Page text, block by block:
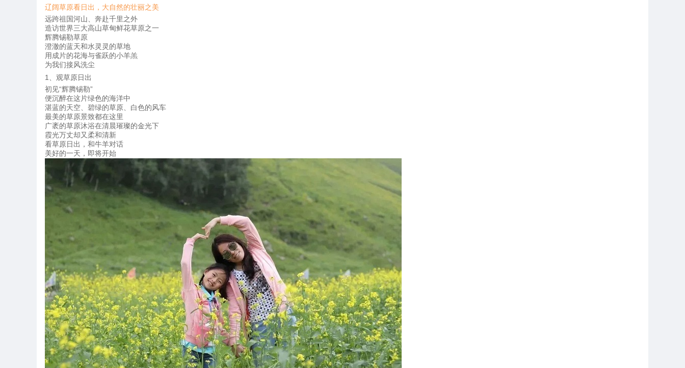
辽阔草原看日出，大自然的壮丽之美
远跨祖国河山、奔赴千里之外
造访世界三大高山草甸鲜花草原之一
辉腾锡勒草原
澄澈的蓝天和水灵灵的草地
用成片的花海与雀跃的小羊羔
为我们接风洗尘
1、观草原日出
初见“辉腾锡勒”
便沉醉在这片绿色的海洋中
湛蓝的天空、碧绿的草原、白色的风车
最美的草原景致都在这里
广袤的草原沐浴在清晨璀璨的金光下
霞光万丈却又柔和清新
看草原日出，和牛羊对话
美好的一天，即将开始